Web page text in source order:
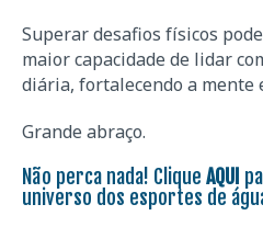
Superar desafios físicos
maior capacidade de lidar
diária, fortalecendo a mente
Grande abraço.
Não perca nada! Clique AQUI
universo dos esportes de